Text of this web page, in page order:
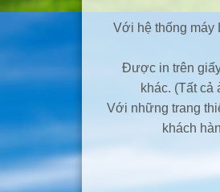
Với hệ thống máy
Được in trên
khác. (Tất
Với những trang
khách